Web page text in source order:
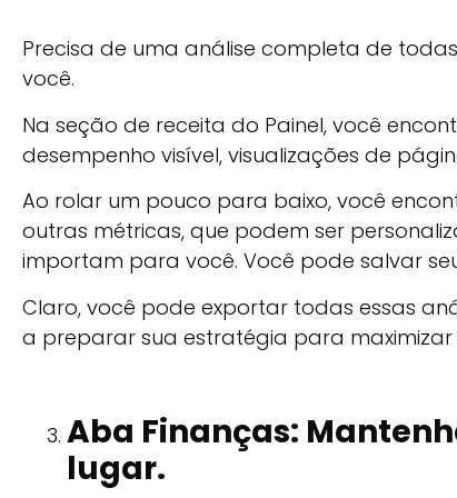
Precisa de uma análise completa de
você.
Na seção de receita do Painel, você
desempenho visível, visualizações de
Ao rolar um pouco para baixo, você
outras métricas, que podem ser
importam para você. Você pode salvar
Claro, você pode exportar todas essas
a preparar sua estratégia para maximizar
Aba Finanças:
lugar.